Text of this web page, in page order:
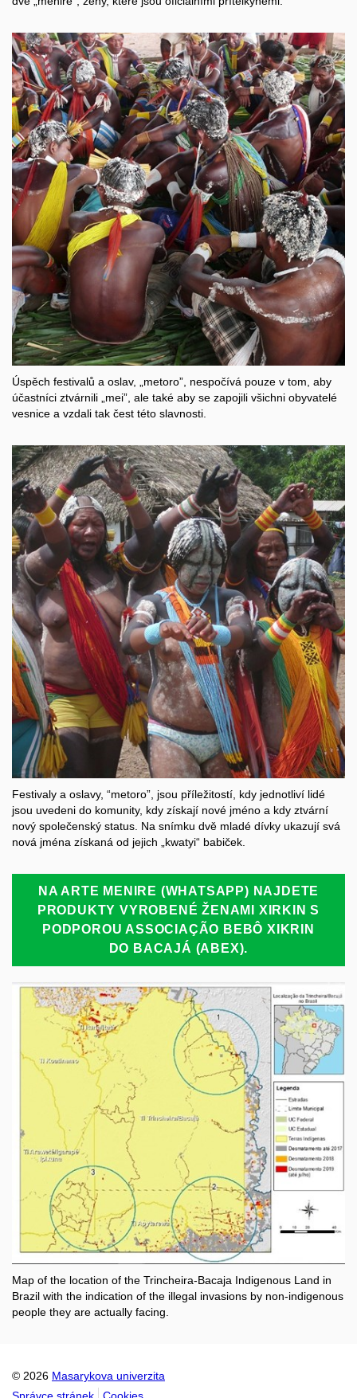
Úspěch festivalů a oslav, „metoro”, nespočívá pouze v tom, aby
účastníci ztvárnili „mei”, ale také aby se zapojili všichni obyvatelé
vesnice a vzdali tak čest této slavnosti.
Festivaly a oslavy, “metoro”, jsou příležitostí, kdy jednotliví lidé
jsou uvedeni do komunity, kdy získají nové jméno a kdy ztvární
nový společenský status. Na snímku dvě mladé dívky ukazují svá
nová jména získaná od jejich „kwatyi“ babiček.
NA ARTE MENIRE (WHATSAPP) NAJDETE
PRODUKTY VYROBENÉ ŽENAMI XIRKIN S
PODPOROU ASSOCIAÇÃO BEBÔ XIKRIN
DO BACAJÁ (ABEX).
Map of the location of the Trincheira-Bacaja Indigenous Land in
Brazil with the indication of the illegal invasions by non-indigenous
people they are actually facing.
© 2026 Masarykova univerzita